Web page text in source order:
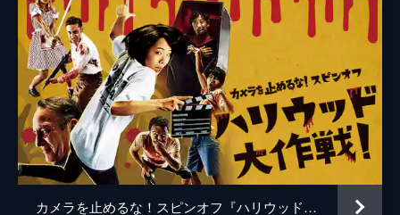
栗原綾奈 合田純奈
松浦早希 浅森咲希奈
松本逢花 秋山ゆずき
谷口智和 山口友和
藤丸拓哉 藤村拓矢
黒岡大吾 イワゴウサトシ
カメラを止めるな！スピンオフ『ハリウッド大作戦!』